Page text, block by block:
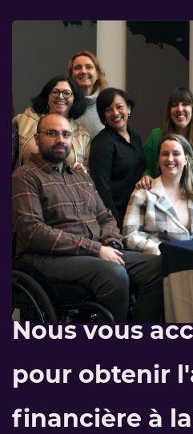
Nous vous
pour obtenir
financière à